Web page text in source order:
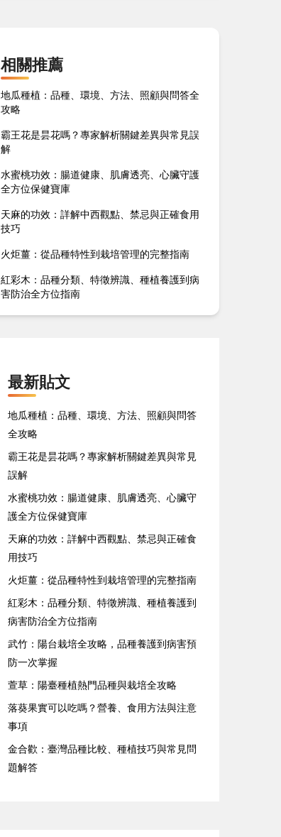
相關推薦
地瓜種植：品種、環境、方法、照顧與問答全
攻略
霸王花是昙花嗎？專家解析關鍵差異與常見誤
解
水蜜桃功效：腸道健康、肌膚透亮、心臟守護
全方位保健寶庫
天麻的功效：詳解中西觀點、禁忌與正確食用
技巧
火炬薑：從品種特性到栽培管理的完整指南
紅彩木：品種分類、特徵辨識、種植養護到病
害防治全方位指南
最新貼文
地瓜種植：品種、環境、方法、照顧與問答
全攻略
霸王花是昙花嗎？專家解析關鍵差異與常見
誤解
水蜜桃功效：腸道健康、肌膚透亮、心臟守
護全方位保健寶庫
天麻的功效：詳解中西觀點、禁忌與正確食
用技巧
火炬薑：從品種特性到栽培管理的完整指南
紅彩木：品種分類、特徵辨識、種植養護到
病害防治全方位指南
武竹：陽台栽培全攻略，品種養護到病害預
防一次掌握
萱草：陽臺種植熱門品種與栽培全攻略
落葵果實可以吃嗎？營養、食用方法與注意
事項
金合歡：臺灣品種比較、種植技巧與常見問
題解答